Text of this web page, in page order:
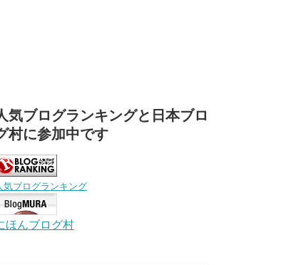
気ブログランキングと日本ブロ
村に参加中です
気ブログランキング
ほんブログ村